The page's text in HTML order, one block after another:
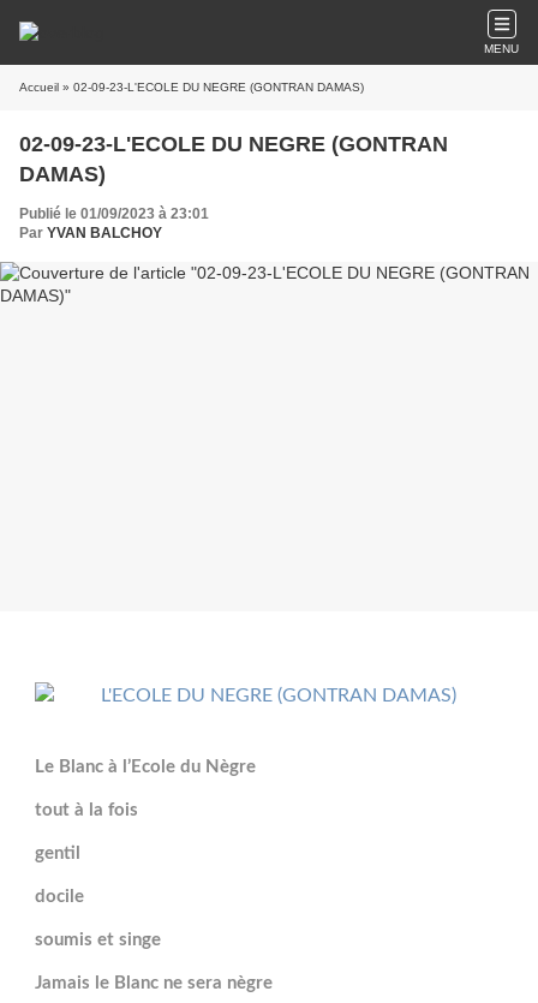
MENU
Accueil » 02-09-23-L'ECOLE DU NEGRE (GONTRAN DAMAS)
02-09-23-L'ECOLE DU NEGRE (GONTRAN
DAMAS)
Publié le 01/09/2023 à 23:01
Par YVAN BALCHOY
Le Blanc à l’Ecole du Nègre
tout à la fois
gentil
docile
soumis et singe
Jamais le Blanc ne sera nègre